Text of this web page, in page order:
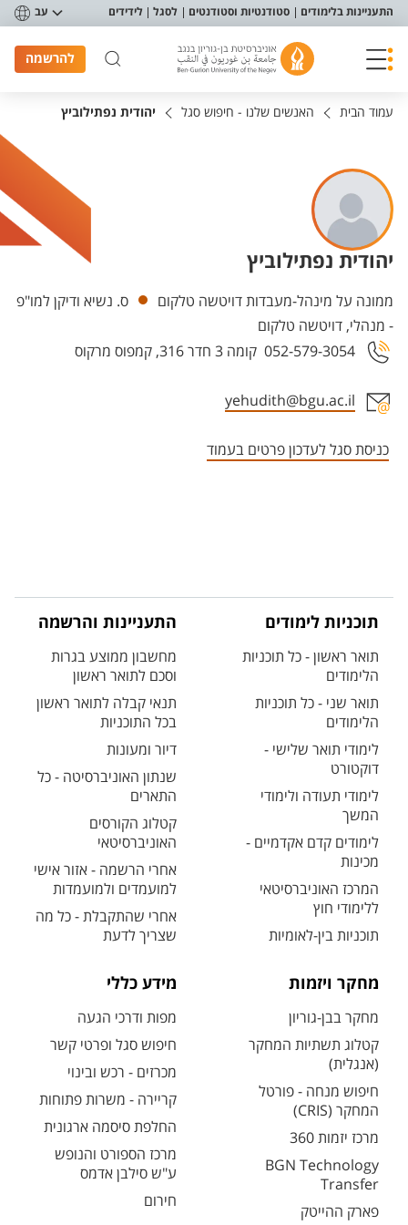
תפריט נגישות
התעניינות בלימודים סטודנטיות וסטודנטים לסגל לידידים עב
להרשמה
עמוד הבית האנשים שלנו - חיפוש סגל יהודית נפתילוביץ
יהודית נפתילוביץ
יחידות
ממונה על מינהל-מעבדות דויטשה טלקום
ס. נשיא ודיקן למו"פ
- מנהלי, דויטשה טלקום
קומה 3 חדר 316, קמפוס מרקוס 052-579-3054
yehudith@bgu.ac.il
כניסת סגל לעדכון פרטים בעמוד
תוכניות לימודים
תואר ראשון - כל תוכניות
הלימודים
תואר שני - כל תוכניות
הלימודים
לימודי תואר שלישי -
דוקטורט
לימודי תעודה ולימודי
המשך
לימודים קדם אקדמיים -
מכינות
המרכז האוניברסיטאי
ללימודי חוץ
תוכניות בין-לאומיות
התעניינות והרשמה
מחשבון ממוצע בגרות
וסכם לתואר ראשון
תנאי קבלה לתואר ראשון
בכל התוכניות
דיור ומעונות
שנתון האוניברסיטה - כל
התארים
קטלוג הקורסים
האוניברסיטאי
אחרי הרשמה - אזור אישי
למועמדים ולמועמדות
אחרי שהתקבלת - כל מה
שצריך לדעת
מחקר ויזמות
מחקר בבן-גוריון
קטלוג תשתיות המחקר
(אנגלית)
חיפוש מנחה - פורטל
המחקר (CRIS)
מרכז יזמות 360
BGN Technology
Transfer
פארק ההייטק
מידע כללי
מפות ודרכי הגעה
חיפוש סגל ופרטי קשר
מכרזים - רכש ובינוי
קריירה - משרות פתוחות
החלפת סיסמה ארגונית
מרכז הספורט והנופש
ע"ש סילבן אדמס
חירום